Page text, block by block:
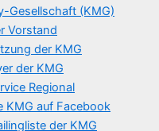
Gesellschaft (KMG)
Vorstand
der KMG
der KMG
Regional
KMG auf Facebook
der KMG